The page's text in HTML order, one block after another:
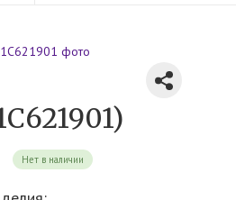
Нет в наличии